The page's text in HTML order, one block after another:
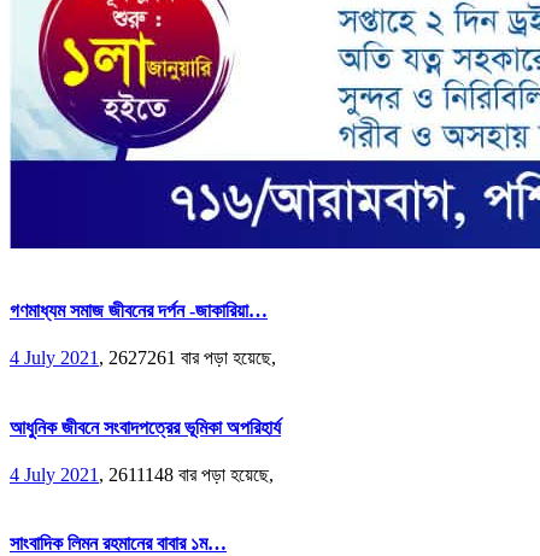
গণমাধ্যম সমাজ জীবনের দর্পন -জাকারিয়া…
4 July 2021 , 2627261 বার পড়া হয়েছে,
আধুনিক জীবনে সংবাদপত্রের ভূমিকা অপরিহার্য
4 July 2021 , 2611148 বার পড়া হয়েছে,
সাংবাদিক লিমন রহমানের বাবার ১ম…